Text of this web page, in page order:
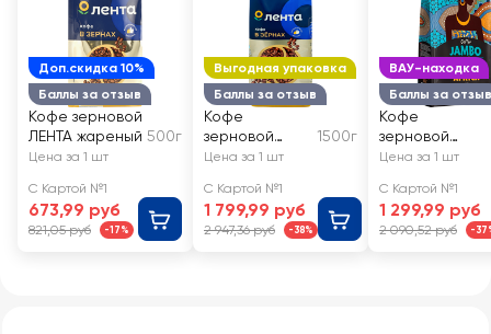
Доп.скидка 10%
Баллы за отзыв
Кофе зерновой
ЛЕНТА жареный 500г
Цена за 1 шт
С Картой №1
673,99 руб
821,05 руб -17%
Выгодная упаковка
Баллы за отзыв
Кофе
зерновой
ЛЕНТА
1500г
Цена за 1 шт
С Картой №1
1 799,99 руб
2 947,36 руб -38%
ВАУ-находка
Баллы за отзыв
Кофе
зерновой
JAMBO
Цена за 1 шт
С Картой №1
1 299,99 руб
2 090,52 руб -